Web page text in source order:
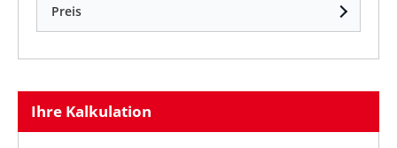
Preis
Ihre Kalkulation